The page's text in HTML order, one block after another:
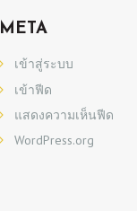
META
เข้าสู่ระบบ
เข้าฟีด
แสดงความเห็นฟีด
WordPress.org